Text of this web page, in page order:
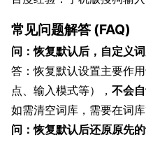
常见问题解答 (FAQ)
问：恢复默认后，自定义
答：恢复默认设置主要作
点、输入模式等）， 不会
如需清空词库，需要在词库
问：恢复默认后还原原先